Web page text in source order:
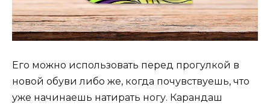
Его можно использовать перед прогулкой в
новой обуви либо же, когда почувствуешь, что
уже начинаешь натирать ногу. Карандаш